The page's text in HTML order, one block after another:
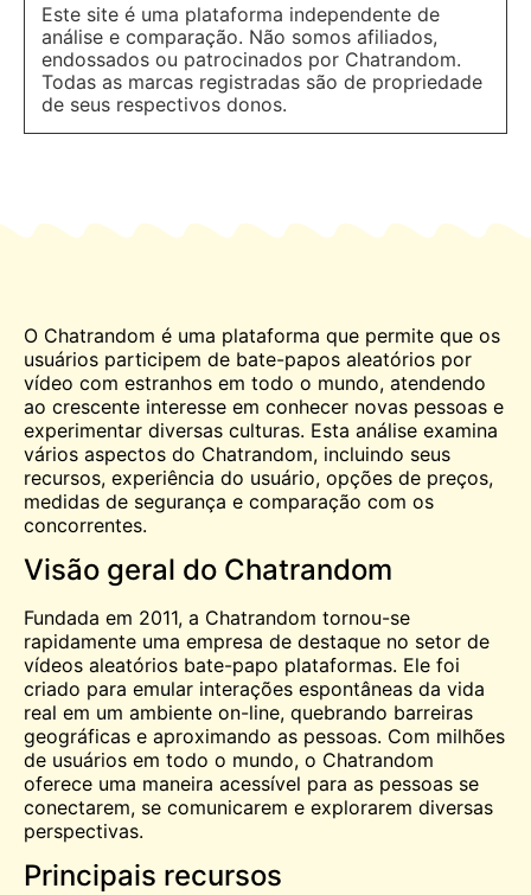
Este site é uma plataforma independente de
análise e comparação. Não somos afiliados,
endossados ou patrocinados por Chatrandom.
Todas as marcas registradas são de propriedade
de seus respectivos donos.
O Chatrandom é uma plataforma que permite que os
usuários participem de bate-papos aleatórios por
vídeo com estranhos em todo o mundo, atendendo
ao crescente interesse em conhecer novas pessoas e
experimentar diversas culturas. Esta análise examina
vários aspectos do Chatrandom, incluindo seus
recursos, experiência do usuário, opções de preços,
medidas de segurança e comparação com os
concorrentes.
Visão geral do Chatrandom
Fundada em 2011, a Chatrandom tornou-se
rapidamente uma empresa de destaque no setor de
vídeos aleatórios bate-papo plataformas. Ele foi
criado para emular interações espontâneas da vida
real em um ambiente on-line, quebrando barreiras
geográficas e aproximando as pessoas. Com milhões
de usuários em todo o mundo, o Chatrandom
oferece uma maneira acessível para as pessoas se
conectarem, se comunicarem e explorarem diversas
perspectivas.
Principais recursos